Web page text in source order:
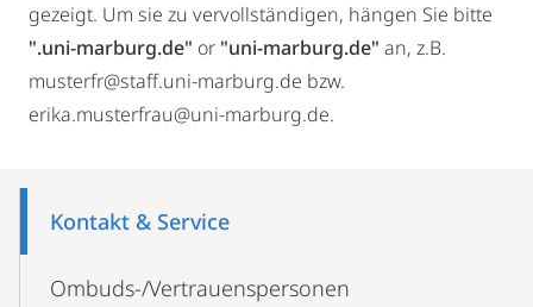
gezeigt. Um sie zu vervollständigen, hängen Sie bitte
".uni-marburg.de" or "uni-marburg.de" an, z.B.
musterfr@staff.uni-marburg.de bzw.
erika.musterfrau@uni-marburg.de.
NavigationKontakt & Service
Ombuds-/Vertrau­enspersonen